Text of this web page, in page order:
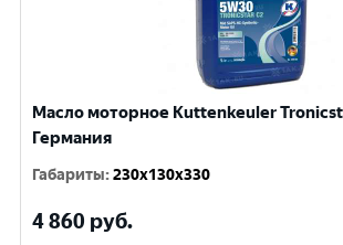
Масло моторное Kuttenkeuler
Германия
Габариты:230x130x330
4 860 руб.